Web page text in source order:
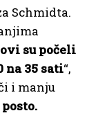
Schmidta.
su počeli
na 35 sati“,
i manju